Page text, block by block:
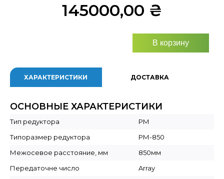
145000,00 ₴
В корзину
ХАРАКТЕРИСТИКИ ДОСТАВКА
ОСНОВНЫЕ ХАРАКТЕРИСТИКИ
Тип редуктора
РМ
Типоразмер редуктора
РМ-850
Межосевое расстояние, мм
850мм
Передаточне число
Array